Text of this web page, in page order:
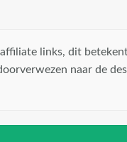
links, dit
naar de